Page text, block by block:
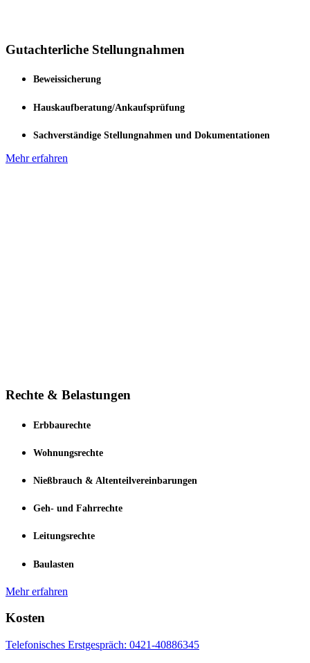
Gutachterliche Stellungnahmen
Beweissicherung
Hauskaufberatung/Ankaufsprüfung
Sachverständige Stellungnahmen und Dokumentationen
Mehr erfahren
Rechte & Belastungen
Erbbaurechte
Wohnungsrechte
Nießbrauch & Altenteilvereinbarungen
Geh- und Fahrrechte
Leitungsrechte
Baulasten
Mehr erfahren
Kosten
Telefonisches Erstgespräch: 0421-40886345